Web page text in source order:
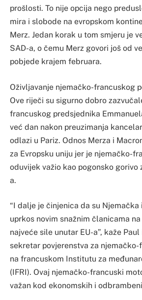
prošlosti. To nije opcija nego
mira i slobode na evropskom
Merz. Jedan korak u tom smjeru je
SAD-a, o čemu Merz govori još od
pobjede krajem februara.
Oživljavanje njemačko-francuskog
Ove riječi su sigurno dobro
francuskog predsjednika
već dan nakon preuzimanja
odlazi u Pariz. Odnos Merza i
za Evropsku uniju jer je njemačko-
oduvijek važio kao pogonsko gorivo
a.
“I dalje je činjenica da su Njemačka
uprkos novim snažnim članicama
najveće sile unutar EU-a”, kaže
sekretar povjerenstva za
na francuskom Institutu za
(IFRI). Ovaj njemačko-francuski
važan kod ekonomskih i